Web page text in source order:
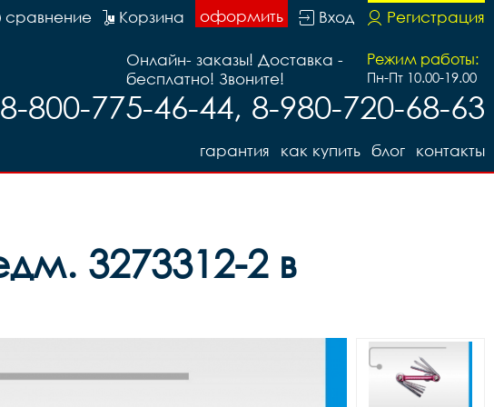
Регистрация
Вход
оформить
Корзина
сравнение
Режим работы:
Пн-Пт 10.00-19.00
Онлайн- заказы! Доставка -
бесплатно! Звоните!
8-800-775-46-44, 8-980-720-68-63
контакты
блог
как купить
гарантия
3273312-2 в